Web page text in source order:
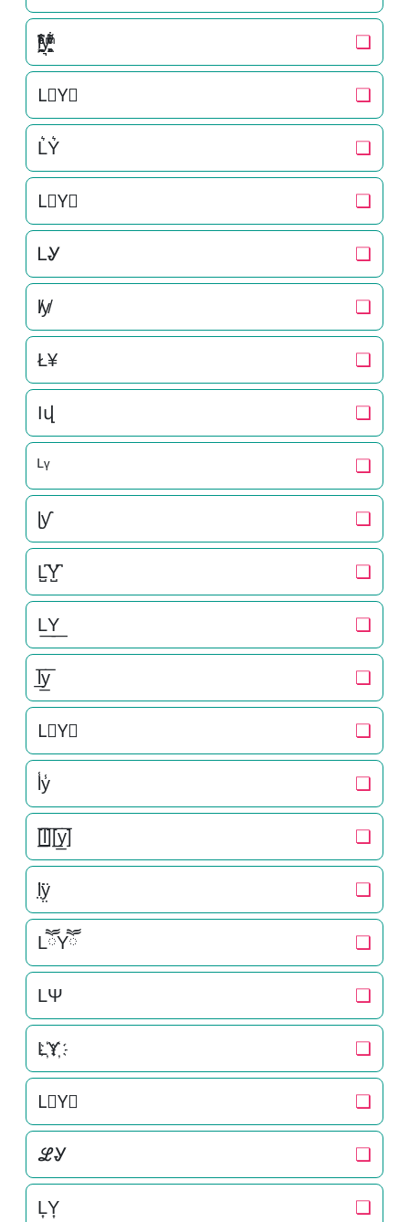
l͕͖͉̭̰ͬ̍ͤ͆̊ͨy͉̝͖̻̯ͮ̒̂ͮ͋ͫͨ ❏
L⃗Y⃗ ❏
L͛Y͛ ❏
L⃒Y⃒ ❏
ᏞᎽ ❏
l̸y̸ ❏
Ł¥ ❏
Ӏվ ❏
ᴸᵞ ❏
ɭƴ ❏
L̺͆Y̺͆ ❏
L͟Y͟ ❏
l̲̅y̲̅ ❏
L⃣Y⃣ ❏
l̾y̾ ❏
[̲̅l̲̅][̲̅y̲̅] ❏
l̤̈ÿ̤ ❏
LཽYཽ ❏
LΨ ❏
L҉Y҉ ❏
L⃜Y⃜ ❏
ℒᎽ ❏
L͎Y͎ ❏